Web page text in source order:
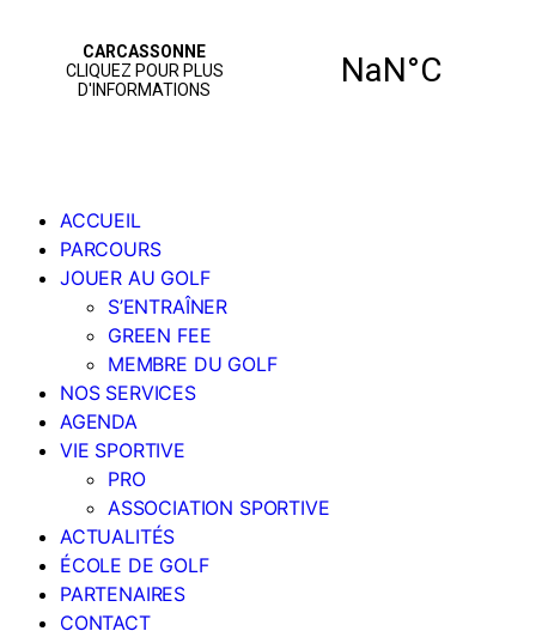
ACCUEIL
PARCOURS
JOUER AU GOLF
S’ENTRAÎNER
GREEN FEE
MEMBRE DU GOLF
NOS SERVICES
AGENDA
VIE SPORTIVE
PRO
ASSOCIATION SPORTIVE
ACTUALITÉS
ÉCOLE DE GOLF
PARTENAIRES
CONTACT